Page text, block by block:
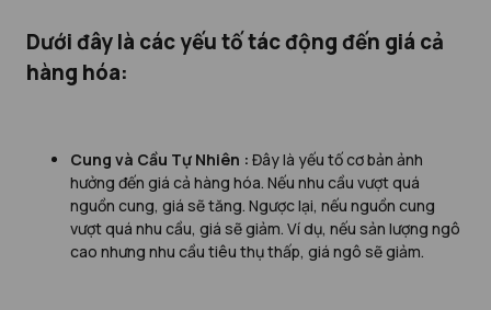
Dưới đây là các yếu tố tác động đến giá cả
hàng hóa:
Cung và Cầu Tự Nhiên : Đây là yếu tố cơ bản ảnh
hưởng đến giá cả hàng hóa. Nếu nhu cầu vượt quá
nguồn cung, giá sẽ tăng. Ngược lại, nếu nguồn cung
vượt quá nhu cầu, giá sẽ giảm. Ví dụ, nếu sản lượng ngô
cao nhưng nhu cầu tiêu thụ thấp, giá ngô sẽ giảm.